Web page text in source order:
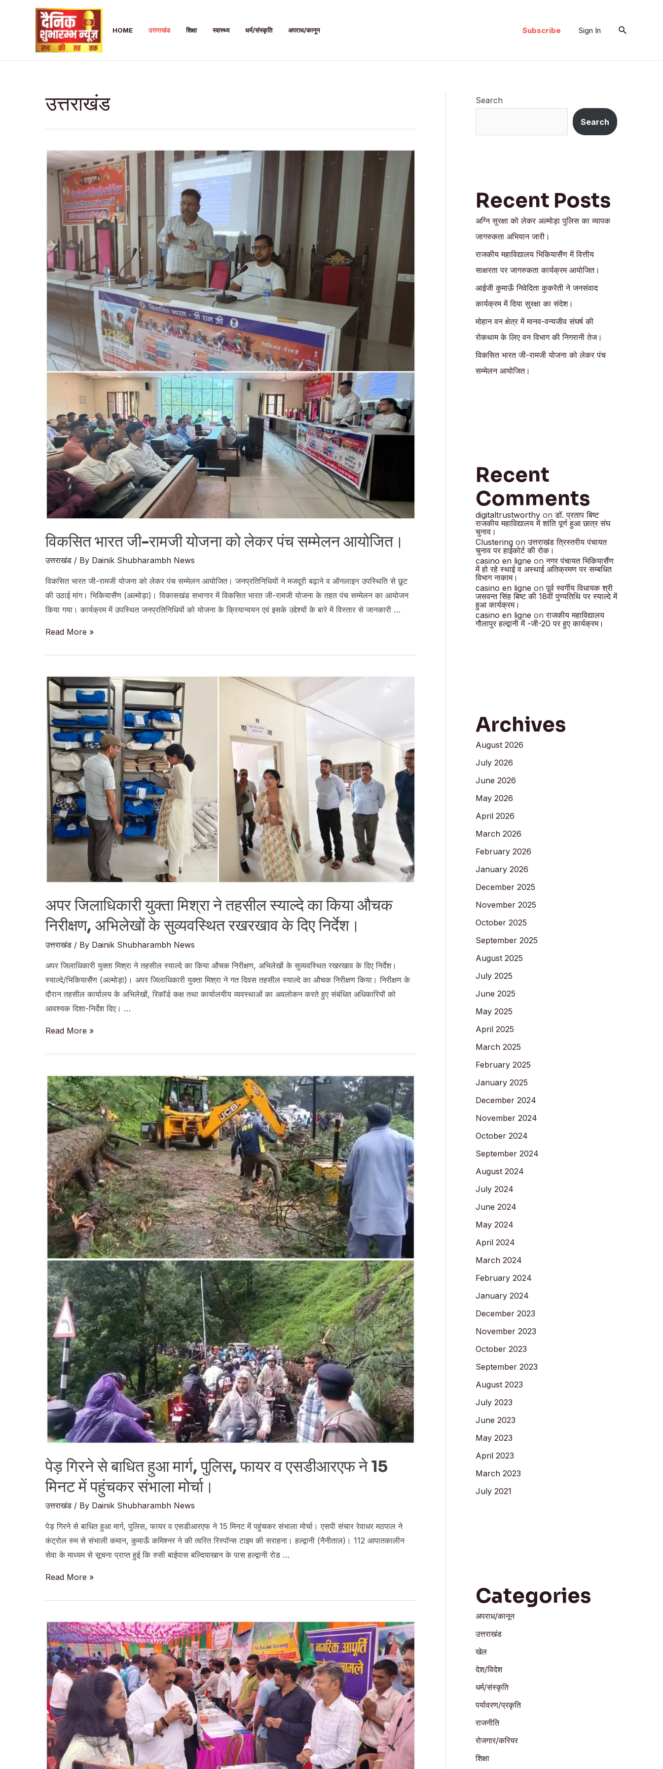
HOME उत्तराखंड शिक्षा स्वास्थ्य धर्म/संस्कृति अपराध/कानून Subscribe Sign In Search
उत्तराखंड
विकसित भारत जी-रामजी योजना को लेकर पंच सम्मेलन आयोजित।
उत्तराखंड / By Dainik Shubharambh News
विकसित भारत जी-रामजी योजना को लेकर पंच सम्मेलन आयोजित। जनप्रतिनिधियों ने मजदूरी बढ़ाने व ऑनलाइन उपस्थिति से छूट
की उठाई मांग। भिकियासैंण (अल्मोड़ा)। विकासखंड सभागार में विकसित भारत जी-रामजी योजना के तहत पंच सम्मेलन का आयोजन
किया गया। कार्यक्रम में उपस्थित जनप्रतिनिधियों को योजना के क्रियान्वयन एवं इसके उद्देश्यों के बारे में विस्तार से जानकारी …
विकसित
रामजी
योजना
को
लेकर
पंच
सम्मेलन
आयोजित।
Read More »
अपर जिलाधिकारी युक्ता मिश्रा ने तहसील स्याल्दे का किया औचक
निरीक्षण, अभिलेखों के सुव्यवस्थित रखरखाव के दिए निर्देश।
उत्तराखंड / By Dainik Shubharambh News
अपर जिलाधिकारी युक्ता मिश्रा ने तहसील स्याल्दे का किया औचक निरीक्षण, अभिलेखों के सुव्यवस्थित रखरखाव के दिए निर्देश।
स्याल्दे/भिकियासैंण (अल्मोड़ा)। अपर जिलाधिकारी युक्ता मिश्रा ने गत दिवस तहसील स्याल्दे का औचक निरीक्षण किया। निरीक्षण के
दौरान तहसील कार्यालय के अभिलेखों, रिकॉर्ड कक्ष तथा कार्यालयीय व्यवस्थाओं का अवलोकन करते हुए संबंधित अधिकारियों को
आवश्यक दिशा-निर्देश दिए। …
अपर
ने
तहसील
स्याल्दे
का
किया
औचक
निरीक्षण,
अभिलेखों
के
सुव्यवस्थित
रखरखाव
के
दिए
निर्देश।
Read More »
पेड़ गिरने से बाधित हुआ मार्ग, पुलिस, फायर व एसडीआरएफ ने 15
मिनट में पहुंचकर संभाला मोर्चा।
उत्तराखंड / By Dainik Shubharambh News
पेड़ गिरने से बाधित हुआ मार्ग, पुलिस, फायर व एसडीआरएफ ने 15 मिनट में पहुंचकर संभाला मोर्चा। एसपी संचार रेवाधर मठपाल ने
कंट्रोल रुम से संभाली कमान, कुमाऊँ कमिश्नर ने की त्वरित रिस्पॉन्स टाइम की सराहना। हल्द्वानी (नैनीताल)। 112 आपातकालीन
सेवा के माध्यम से सूचना प्राप्त हुई कि रुसी बाईपास बल्दियाखान के पास हल्द्वानी रोड …
पेड़
बाधित
हुआ
मार्ग,
पुलिस,
फायर
एसडीआरएफ
ने
15
मिनट
में
Read More »
Search
Search
Recent Posts
अग्नि सुरक्षा को लेकर अल्मोड़ा पुलिस का व्यापक
जागरुकता अभियान जारी।
राजकीय महाविद्यालय भिकियासैंण में वित्तीय
साक्षरता पर जागरुकता कार्यक्रम आयोजित।
आईजी कुमाऊँ निवेदिता कुकरेती ने जनसंवाद
कार्यक्रम में दिया सुरक्षा का संदेश।
मोहान वन क्षेत्र में मानव-वन्यजीव संघर्ष की
रोकथाम के लिए वन विभाग की निगरानी तेज।
विकसित भारत जी-रामजी योजना को लेकर पंच
सम्मेलन आयोजित।
Recent
Comments
digitaltrustworthy onडॉ. प्रताप बिष्ट
राजकीय महाविद्यालय में शांति पूर्ण हुआ छात्र संघ
चुनाव।
Clustering onउत्तराखंड त्रिस्तरीय पंचायत
चुनाव पर हाईकोर्ट की रोक।
casino en ligne onनगर पंचायत भिकियासैंण
में हो रहे स्थाई व अस्थाई अतिक्रमण पर सम्बधित
विभाग नाकाम।
casino en ligne onपूर्व स्वर्गीय विधायक श्री
जसवन्त सिंह बिष्ट की 18वीं पुण्यतिथि पर स्याल्दे में
हुआ कार्यक्रम।
casino en ligne onराजकीय महाविद्यालय
गौलापुर हल्द्वानी में -जी-20 पर हुए कार्यक्रम।
Archives
August 2026
July 2026
June 2026
May 2026
April 2026
March 2026
February 2026
January 2026
December 2025
November 2025
October 2025
September 2025
August 2025
July 2025
June 2025
May 2025
April 2025
March 2025
February 2025
January 2025
December 2024
November 2024
October 2024
September 2024
August 2024
July 2024
June 2024
May 2024
April 2024
March 2024
February 2024
January 2024
December 2023
November 2023
October 2023
September 2023
August 2023
July 2023
June 2023
May 2023
April 2023
March 2023
July 2021
Categories
अपराध/कानून
उत्तराखंड
खेल
देश/विदेश
धर्म/संस्कृति
पर्यावरण/प्रकृति
राजनीति
रोजगार/करियर
शिक्षा